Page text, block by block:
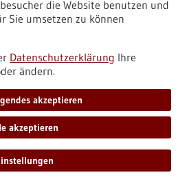
(ALS) und Frontotemporale
einem Spektrum
mit überlappender
auf molekularer Ebene:
ballt sich in den Nervenzellen des
Forschende haben mit
nun festgestellt, dass diese
vorwiegend bestimmte Zellen
manche-
und-ftd-besonders-anfaellig
die Website benutzen und
Sie umsetzen zu können
Datenschutzerklärung Ihre
ändern.
akzeptieren
akzeptieren